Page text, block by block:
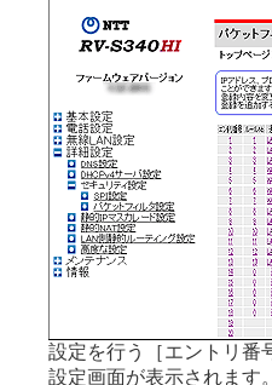
設定を行う［エントリ番
設定画面が表示されます。